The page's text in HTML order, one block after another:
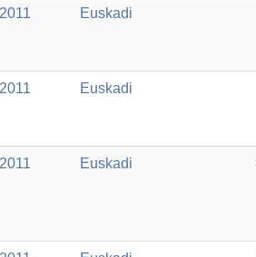
2011 Euskadi
2011 Euskadi
2011 Euskadi